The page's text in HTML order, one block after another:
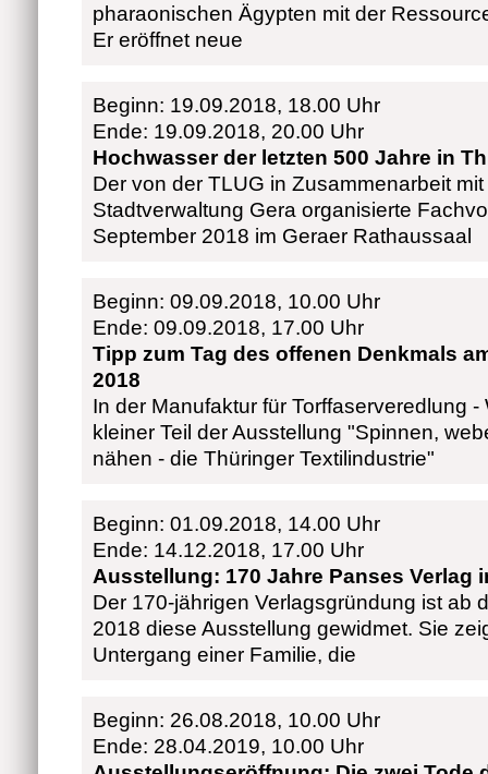
pharaonischen Ägypten mit der
Er eröffnet neue
Beginn: 19.09.2018, 18.00 Uhr
Ende: 19.09.2018, 20.00 Uhr
Hochwasser der letzten 500 Jahre in
Der von der TLUG in Zusammenarbeit mit
Stadtverwaltung Gera organisierte
September 2018 im Geraer Rathaussaal
Beginn: 09.09.2018, 10.00 Uhr
Ende: 09.09.2018, 17.00 Uhr
Tipp zum Tag des offenen Denkmals
2018
In der Manufaktur für Torffaserveredlung -
kleiner Teil der Ausstellung "Spinnen,
nähen - die Thüringer Textilindustrie"
Beginn: 01.09.2018, 14.00 Uhr
Ende: 14.12.2018, 17.00 Uhr
Ausstellung: 170 Jahre Panses Verlag
Der 170-jährigen Verlagsgründung ist ab
2018 diese Ausstellung gewidmet. Sie
Untergang einer Familie, die
Beginn: 26.08.2018, 10.00 Uhr
Ende: 28.04.2019, 10.00 Uhr